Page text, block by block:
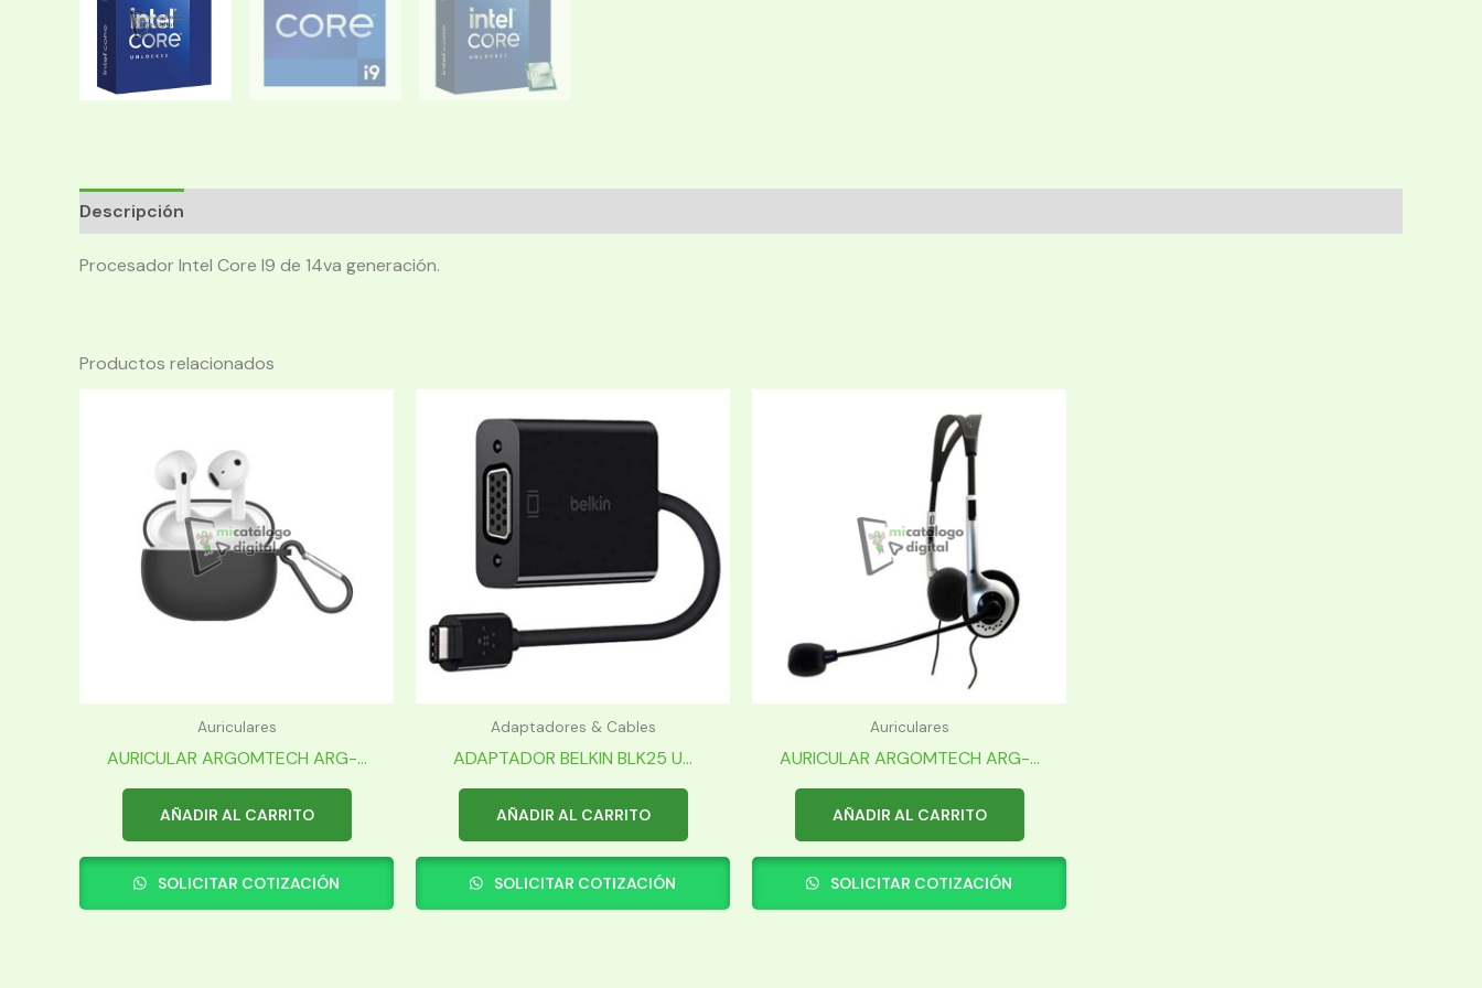
Descripción
Procesador Intel Core I9 de 14va generación.
Productos relacionados
Auriculares
AURICULAR ARGOMTECH ARG-...
AÑADIR AL CARRITO
SOLICITAR COTIZACIÓN
Adaptadores & Cables
ADAPTADOR BELKIN BLK25 U...
AÑADIR AL CARRITO
SOLICITAR COTIZACIÓN
Auriculares
AURICULAR ARGOMTECH ARG-...
AÑADIR AL CARRITO
SOLICITAR COTIZACIÓN